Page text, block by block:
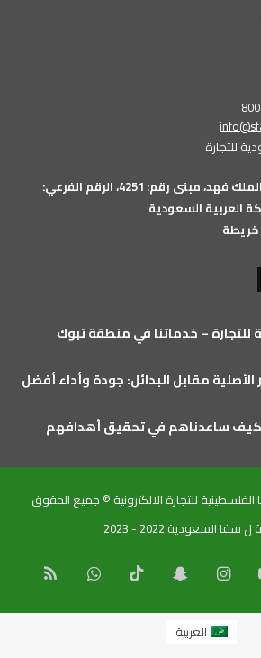
للتجارة
شارع 50، حي المهرجان، الملك فهد، مبنى رقم: 4251، الرقم الفرعي:
خريطة
– خدماتنا في منطقة تبوك
الأصلية مقابل البدائل: جودة وأداء أفضل
كيف ساعدناهم في تحقيق أهدافهم
للتجارة الالكترونية © جميع الحقوق
السعودية 2022 - 2023
‫YouTube انستقرام سناب
تشات
‫TikTok واتساب
العربية